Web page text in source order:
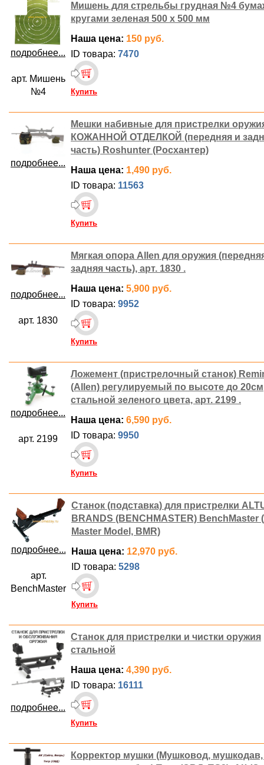
подробнее...
арт. Мишень
№4
Мишень для стрельбы грудная №4
кругами зеленая 500 х 500 мм
Наша цена: 150 руб.
ID товара: 7470
Купить
подробнее...
Мешки набивные для пристрелки
КОЖАННОЙ ОТДЕЛКОЙ (передняя и
часть) Roshunter (Росхантер)
Наша цена: 1,490 руб.
ID товара: 11563
Купить
подробнее...
арт. 1830
Мягкая опора Allen для оружия
задняя часть), арт. 1830 .
Наша цена: 5,900 руб.
ID товара: 9952
Купить
подробнее...
арт. 2199
Ложемент (пристрелочный станок)
(Allen) регулируемый по высоте до 20см
стальной зеленого цвета, арт. 2199 .
Наша цена: 6,590 руб.
ID товара: 9950
Купить
подробнее...
арт.
BenchMaster
Станок (подставка) для пристрелки
BRANDS (BENCHMASTER) BenchMaster
Master Model, BMR)
Наша цена: 12,970 руб.
ID товара: 5298
Купить
подробнее...
Станок для пристрелки и чистки оружия
стальной
Наша цена: 4,390 руб.
ID товара: 16111
Купить
Корректор мушки (Мушковод,